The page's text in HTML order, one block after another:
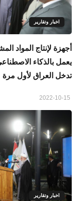
اخبار وتقارير
أجهزة لإنتاج المواد
يعمل بالذكاء
تدخل العراق لأول مرة
اخبار وتقارير